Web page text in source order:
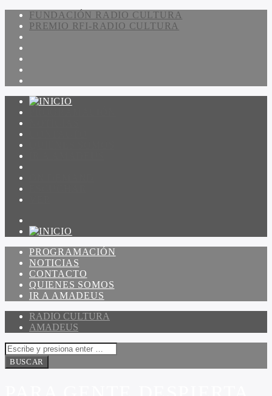
FUNDACIÓN RADIO CULTURA
PREMIO RFI-RADIO CULTURA
PROGRAMACIÓN
NOTICIAS
CONTACTO
QUIENES SOMOS
IR A AMADEUS
RADIO CULTURA
AMADEUS